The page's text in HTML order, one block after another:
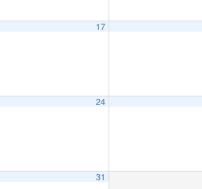
17
24
31